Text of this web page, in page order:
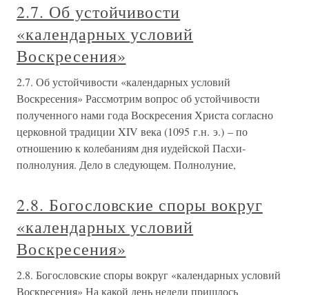
2.7. Об устойчивости
«календарных условий
Воскресения»
2.7. Об устойчивости «календарных условий
Воскресения» Рассмотрим вопрос об устойчивости
полученного нами года Воскресения Христа согласно
церковной традиции XIV века (1095 г.н. э.) – по
отношению к колебаниям дня иудейской Пасхи-
полнолуния. Дело в следующем. Полнолуние,
2.8. Богословские споры вокруг
«календарных условий
Воскресения»
2.8. Богословские споры вокруг «календарных условий
Воскресения» На какой день недели пришлось